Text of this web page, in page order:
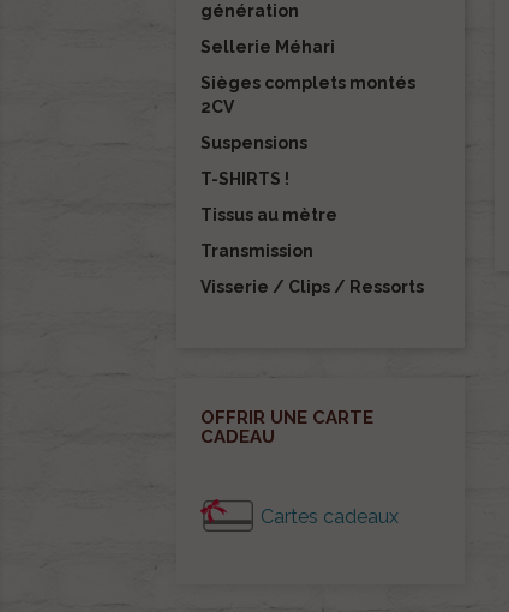
génération
Sellerie Méhari
Sièges complets montés
2CV
Suspensions
T-SHIRTS !
Tissus au mètre
Transmission
Visserie / Clips / Ressorts
OFFRIR UNE CARTE
CADEAU
Cartes cadeaux